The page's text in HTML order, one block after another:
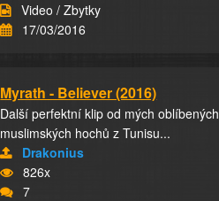
Video / Zbytky
17/03/2016
Myrath - Believer (2016)
Další perfektní klip od mých oblíbených
muslimských hochů z Tunisu...
Drakonius
826x
7